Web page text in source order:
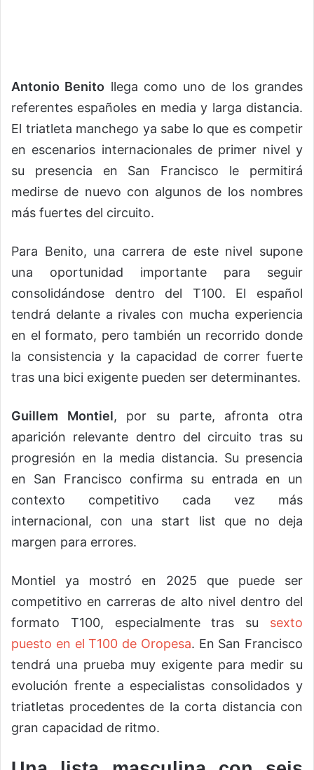
Antonio Benito llega como uno de los grandes
referentes españoles en media y larga distancia.
El triatleta manchego ya sabe lo que es competir
en escenarios internacionales de primer nivel y
su presencia en San Francisco le permitirá
medirse de nuevo con algunos de los nombres
más fuertes del circuito.
Para Benito, una carrera de este nivel supone
una oportunidad importante para seguir
consolidándose dentro del T100. El español
tendrá delante a rivales con mucha experiencia
en el formato, pero también un recorrido donde
la consistencia y la capacidad de correr fuerte
tras una bici exigente pueden ser determinantes.
Guillem Montiel, por su parte, afronta otra
aparición relevante dentro del circuito tras su
progresión en la media distancia. Su presencia
en San Francisco confirma su entrada en un
contexto competitivo cada vez más
internacional, con una start list que no deja
margen para errores.
Montiel ya mostró en 2025 que puede ser
competitivo en carreras de alto nivel dentro del
formato T100, especialmente tras su sexto
puesto en el T100 de Oropesa. En San Francisco
tendrá una prueba muy exigente para medir su
evolución frente a especialistas consolidados y
triatletas procedentes de la corta distancia con
gran capacidad de ritmo.